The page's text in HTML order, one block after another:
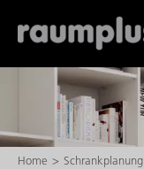
Home Schrankplanung